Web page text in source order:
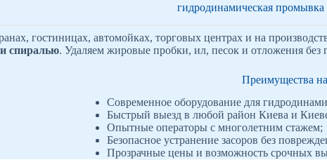
гидродинамическая
гостиницах, автомойках, торговых центрах и на
спиралью. Удаляем жировые пробки, ил, песок и отложения
Преимущества
Современное оборудование для
Быстрый выезд в любой район Киева и
Опытные операторы с многолетним стажем;
Безопасное устранение засоров без
Прозрачные цены и возможность срочных